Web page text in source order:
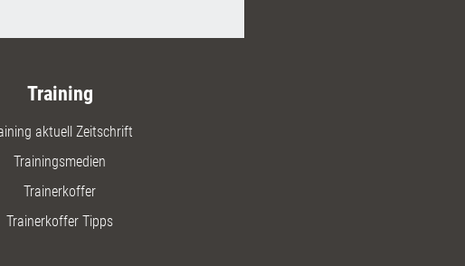
Training
aktuell Zeitschrift
Trainingsmedien
Trainerkoffer
Trainerkoffer Tipps